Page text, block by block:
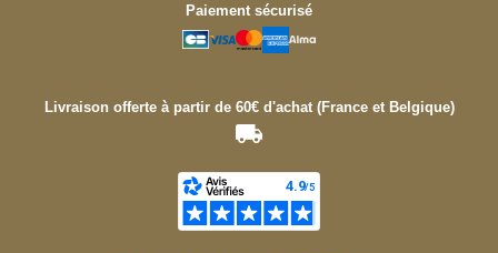
Paiement sécurisé
Livraison offerte à partir de 60€ d'achat (France et Belgique)